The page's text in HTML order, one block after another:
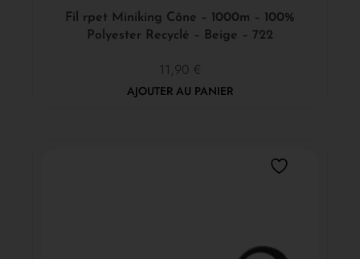
Fil rpet Miniking Cône – 1000m – 100%
Polyester Recyclé – Beige – 722
11,90 €
AJOUTER AU PANIER